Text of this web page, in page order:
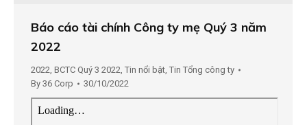
Báo cáo tài chính Công ty mẹ Quý 3 năm
2022
2022 BCTC Quý 3 2022 Tin nổi bật Tin Tổng công ty
By 36 Corp 30/10/2022